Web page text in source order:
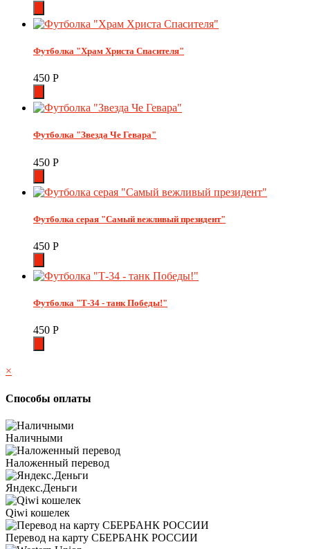
Футболка "Храм Христа Спасителя"
450 Р
Футболка "Звезда Че Гевара"
450 Р
Футболка серая "Самый вежливый президент"
450 Р
Футболка "Т-34 - танк Победы!"
450 Р
×
Способы оплаты
Наличными
Наложенный перевод
Яндекс.Деньги
Qiwi кошелек
Перевод на карту СБЕРБАНК РОССИИ